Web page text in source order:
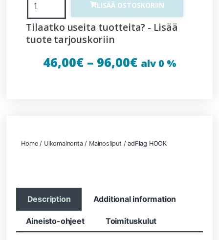
LISÄÄ OSTOSKORIIN
Tilaatko useita tuotteita? - Lisää
tuote tarjouskoriin
46,00€– 96,00€ alv 0 %
Home/ Ulkomainonta/ Mainosliput / adFlag HOOK
Description Additional information
Aineisto-ohjeet Toimituskulut